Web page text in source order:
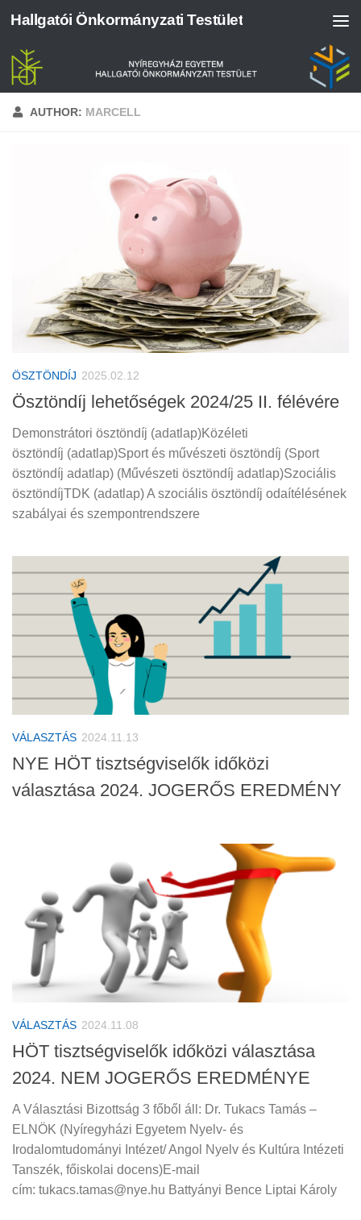
Skip to content
Hallgatói Önkormányzati Testület
AUTHOR: MARCELL
ÖSZTÖNDÍJ 2025.02.12
Ösztöndíj lehetőségek 2024/25 II. félévére
Demonstrátori ösztöndíj (adatlap)Közéleti
ösztöndíj (adatlap)Sport és művészeti ösztöndíj (Sport
ösztöndíj adatlap) (Művészeti ösztöndíj adatlap)Szociális
ösztöndíjTDK (adatlap) A szociális ösztöndíj odaítélésének
szabályai és szempontrendszere
VÁLASZTÁS 2024.11.13
NYE HÖT tisztségviselők időközi
választása 2024. JOGERŐS EREDMÉNY
VÁLASZTÁS 2024.11.08
HÖT tisztségviselők időközi választása
2024. NEM JOGERŐS EREDMÉNYE
A Választási Bizottság 3 főből áll: Dr. Tukacs Tamás –
ELNÖK (Nyíregyházi Egyetem Nyelv- és
Irodalomtudományi Intézet/ Angol Nyelv és Kultúra Intézeti
Tanszék, főiskolai docens)E-mail
cím: tukacs.tamas@nye.hu Battyányi Bence Liptai Károly